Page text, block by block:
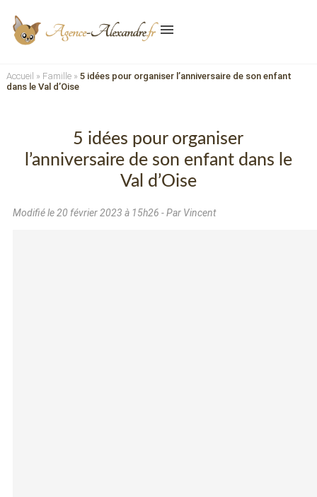
menu
Accueil » Famille» 5 idées pour organiser l’anniversaire de son enfant
dans le Val d’Oise
5 idées pour organiser
l’anniversaire de son enfant dans le
Val d’Oise
Modifié le20 février 2023 à 15h26 - Par Vincent